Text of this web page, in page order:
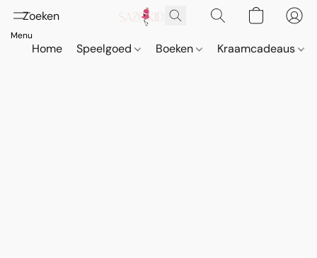
Home Speelgoed Boeken Kraamcadeaus